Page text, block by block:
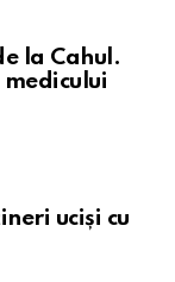
la Cahul.
uciși cu